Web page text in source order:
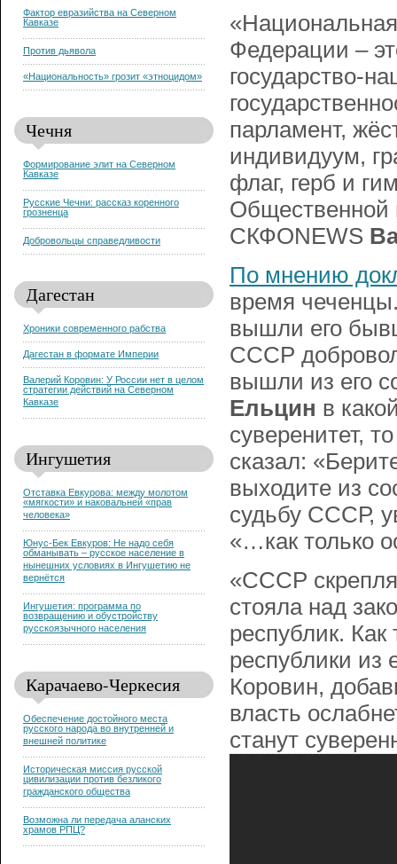
Фактор евразийства на Северном
Кавказе
Против дьявола
«Национальность» грозит «этноцидом»
Чечня
Формирование элит на Северном
Кавказе
Русские Чечни: рассказ коренного
грозненца
Добровольцы справедливости
Дагестан
Хроники современного рабства
Дагестан в формате Империи
Валерий Коровин: У России нет в целом
стратегии действий на Северном
Кавказе
Ингушетия
Отставка Евкурова: между молотом
«мягкости» и наковальней «прав
человека»
Юнус-Бек Евкуров: Не надо себя
обманывать – русское население в
нынешних условиях в Ингушетию не
вернётся
Ингушетия: программа по
возвращению и обустройству
русскоязычного населения
Карачаево-Черкесия
Обеспечение достойного места
русского народа во внутренней и
внешней политике
Историческая миссия русской
цивилизации против безликого
гражданского общества
Возможна ли передача аланских
храмов РПЦ?
Федерации –
государство-
парламент,
индивидуум,
флаг, герб и
Общественной
СКФОNEWS
По мнению
время
вышли его
СССР
вышли из его
Ельцин в
суверенитет,
сказал:
выходите из
судьбу СССР,
«…как только
«СССР
стояла над
республик.
республики из
Коровин,
власть
станут